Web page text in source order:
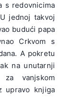
s redovnicima
jednoj takvoj
budući papa
Crkvom s
A pokretu
na unutarnji
vanjskom
upravo knjiga